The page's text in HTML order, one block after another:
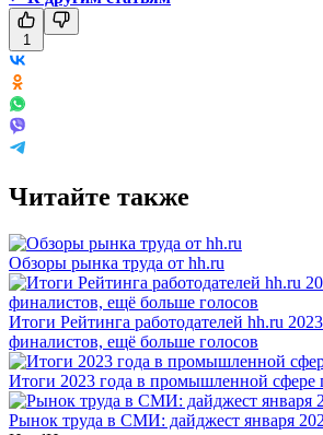
1
Читайте также
Обзоры рынка труда от hh.ru
Итоги Рейтинга работодателей hh.ru
финалистов, ещё больше голосов
Итоги 2023 года в промышленной сфере
Рынок труда в СМИ: дайджест января